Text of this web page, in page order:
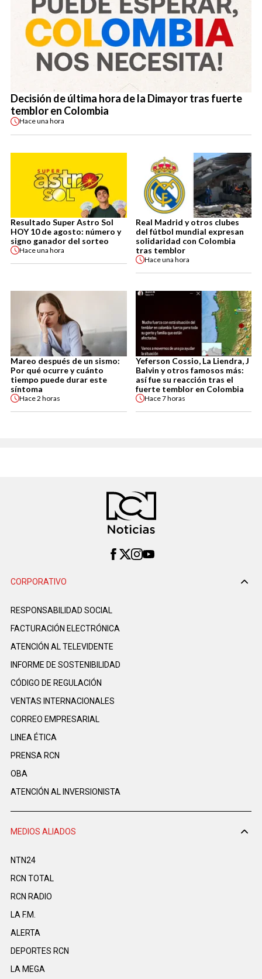
Decisión de última hora de la Dimayor tras fuerte
temblor en Colombia
Haceuna hora
Resultado Super Astro Sol
HOY 10 de agosto: número y
signo ganador del sorteo
Haceuna hora
Real Madrid y otros clubes
del fútbol mundial expresan
solidaridad con Colombia
tras temblor
Haceuna hora
Mareo después de un sismo:
Por qué ocurre y cuánto
tiempo puede durar este
síntoma
Hace2 horas
Yeferson Cossio, La Liendra, J
Balvin y otros famosos más:
así fue su reacción tras el
fuerte temblor en Colombia
Hace7 horas
CORPORATIVO
RESPONSABILIDAD SOCIAL
FACTURACIÓN ELECTRÓNICA
ATENCIÓN AL TELEVIDENTE
INFORME DE SOSTENIBILIDAD
CÓDIGO DE REGULACIÓN
VENTAS INTERNACIONALES
CORREO EMPRESARIAL
LINEA ÉTICA
PRENSA RCN
OBA
ATENCIÓN AL INVERSIONISTA
MEDIOS ALIADOS
NTN24
RCN TOTAL
RCN RADIO
LA F.M.
ALERTA
DEPORTES RCN
LA MEGA